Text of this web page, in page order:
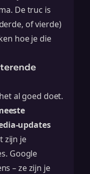
De truc is
of vierde)
hoe je die
al goed doet.
updates
zijn je
Google
– ze zijn je